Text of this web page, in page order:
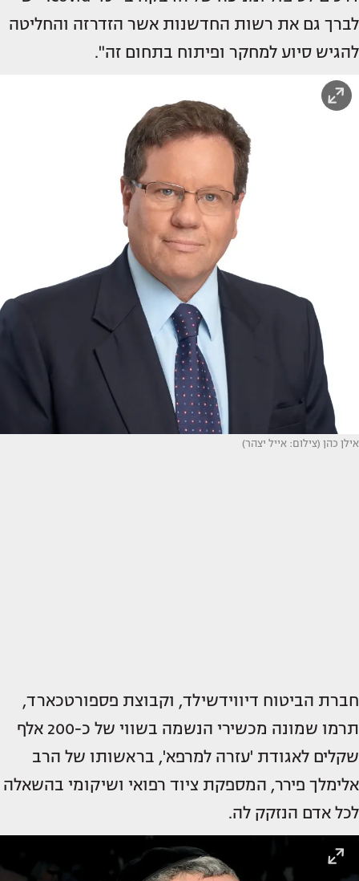
לברך גם את רשות החדשנות אשר הזדרזה והחליטה
להגיש סיוע למחקר ופיתוח בתחום זה".
אילן כהן (צילום: אייל יצהר)
חברת הביטוח דיווידשילד, וקבוצת פספורטכארד,
תרמו שמונה מכשירי הנשמה בשווי של כ-200 אלף
שקלים לאגודת 'עזרה למרפא', בראשותו של הרב
אלימלך פירר, המספקת ציוד רפואי ושיקומי בהשאלה
לכל אדם הנזקק לה.